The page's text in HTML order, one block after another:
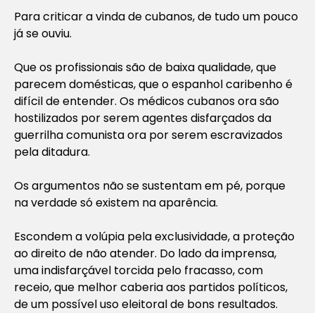
Para criticar a vinda de cubanos, de tudo um pouco
já se ouviu.
Que os profissionais são de baixa qualidade, que
parecem domésticas, que o espanhol caribenho é
difícil de entender. Os médicos cubanos ora são
hostilizados por serem agentes disfarçados da
guerrilha comunista ora por serem escravizados
pela ditadura.
Os argumentos não se sustentam em pé, porque
na verdade só existem na aparência.
Escondem a volúpia pela exclusividade, a proteção
ao direito de não atender. Do lado da imprensa,
uma indisfarçável torcida pelo fracasso, com
receio, que melhor caberia aos partidos políticos,
de um possível uso eleitoral de bons resultados.